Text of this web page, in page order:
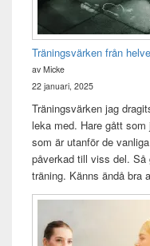
Träningsvärken från
av Micke
22 januari, 2025
Träningsvärken jag
leka med. Hare gått
som är utanför de
påverkad till viss del.
träning. Känns ändå bra